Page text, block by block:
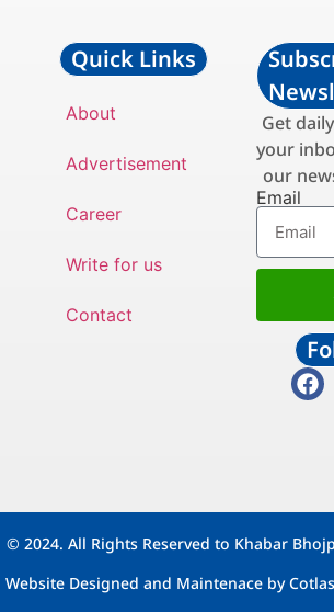
Quick Links
About
Advertisement
Career
Write for us
Contact
Get
your
our
Email
© 2024. All Rights Reserved to Khabar
Website Designed and Maintenace byCotlas